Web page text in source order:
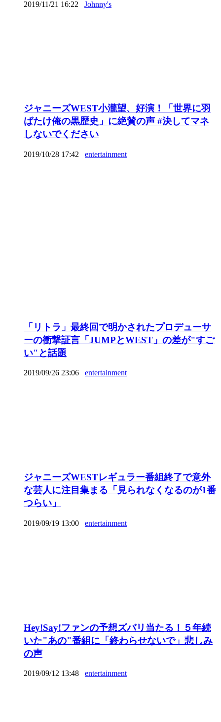
2019/11/21 16:22 Johnny's
ジャニーズWEST小瀧望、好演！「世界に羽
ばたけ俺の黒歴史」に絶賛の声 #決してマネ
しないでください
2019/10/28 17:42 entertainment
「リトラ」最終回で明かされたプロデューサ
ーの衝撃証言「JUMPとWEST」の差が"すご
い"と話題
2019/09/26 23:06 entertainment
ジャニーズWESTレギュラー番組終了で意外
な芸人に注目集まる「見られなくなるのが1番
つらい」
2019/09/19 13:00 entertainment
Hey!Say!ファンの予想ズバリ当たる！５年続
いた"あの"番組に「終わらせないで」悲しみ
の声
2019/09/12 13:48 entertainment